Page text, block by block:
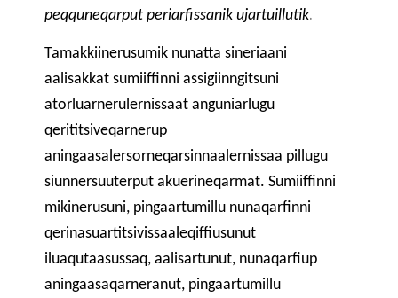
peqquneqarput periarfissanik ujartuillutik.
Tamakkiinerusumik nunatta sineriaani
aalisakkat sumiiffinni assigiinngitsuni
atorluarnerulernissaat anguniarlugu
qerititsiveqarnerup
aningaasalersorneqarsinnaalernissaa pillugu
siunnersuuterput akuerineqarmat. Sumiiffinni
mikinerusuni, pingaartumillu nunaqarfinni
qerinasuartitsivissaaleqiffiusunut
iluaqutaasussaq, aalisartunut, nunaqarfiup
aningaasaqarneranut, pingaartumillu